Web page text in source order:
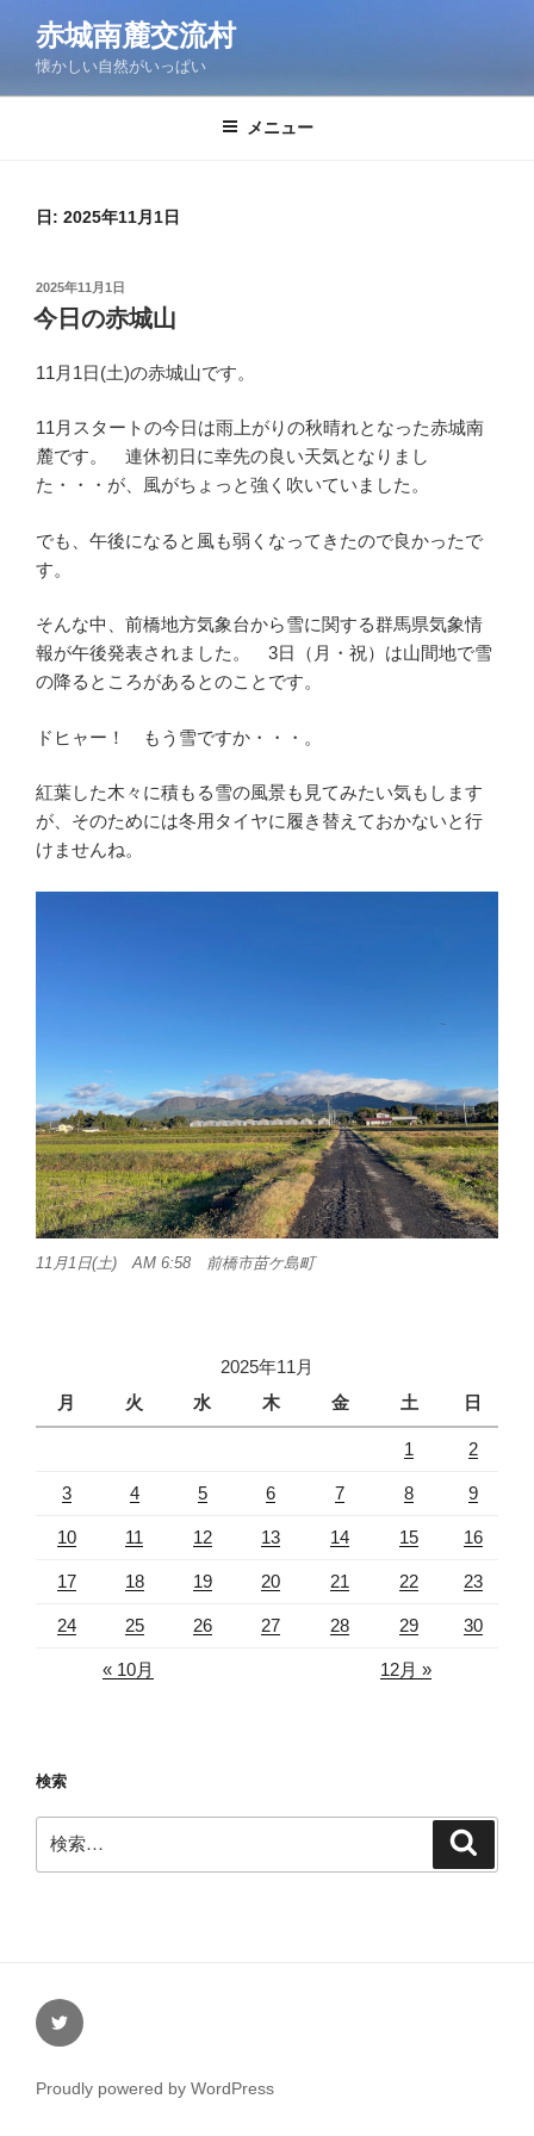
ン
赤城南麓交流村
懐かしい自然がいっぱい
メニュー
日: 2025年11月1日
投
稿
日:
2025年11月1日
今日の赤城山
11月1日(土)の赤城山です。
11月スタートの今日は雨上がりの秋晴れとなった赤城南
麓です。 連休初日に幸先の良い天気となりまし
た・・・が、風がちょっと強く吹いていました。
でも、午後になると風も弱くなってきたので良かったで
す。
そんな中、前橋地方気象台から雪に関する群馬県気象情
報が午後発表されました。 3日（月・祝）は山間地で雪
の降るところがあるとのことです。
ドヒャー！ もう雪ですか・・・。
紅葉した木々に積もる雪の風景も見てみたい気もします
が、そのためには冬用タイヤに履き替えておかないと行
けませんね。
11月1日(土) AM 6:58 前橋市苗ケ島町
2025年11月
月
火 水 木 金 土 日
1 2
3 4 5 6 7 8 9
10 11 12 13 14 15 16
17 18 19 20 21 22 23
24 25 26 27 28 29 30
« 10月 12月 »
検索
索:
Twitter
Proudly powered by WordPress